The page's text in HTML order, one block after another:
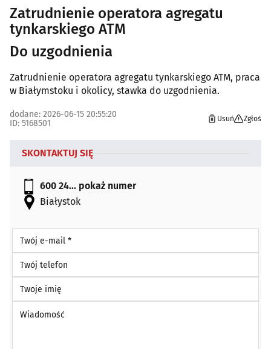
Zatrudnienie operatora agregatu
tynkarskiego ATM
Do uzgodnienia
Zatrudnienie operatora agregatu tynkarskiego ATM, praca
w Białymstoku i okolicy, stawka do uzgodnienia.
dodane: 2026-06-15 20:55:20
ID: 5168501
Usuń Zgłoś
SKONTAKTUJ SIĘ
600 24... pokaż numer
Białystok